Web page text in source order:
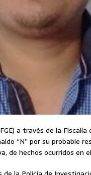
a través de la
“N” por su probable
de hechos ocurridos en